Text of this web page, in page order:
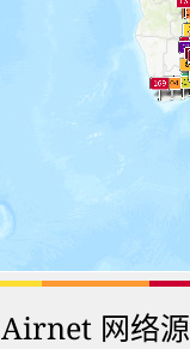
Airnet 网络源